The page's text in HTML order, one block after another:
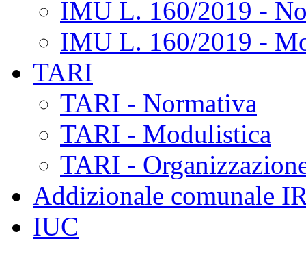
IMU L. 160/2019 -
IMU L. 160/2019 -
TARI
TARI - Normativa
TARI - Modulistica
TARI -
Addizionale comunale
IUC